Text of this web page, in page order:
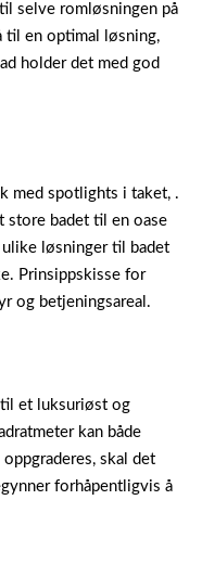
selve romløsningen på
til en optimal løsning,
holder det med god
med spotlights i taket, .
store badet til en oase
løsninger til badet
Prinsippskisse for
og betjeningsareal.
et luksuriøst og
kan både
skal det
forhåpentligvis å